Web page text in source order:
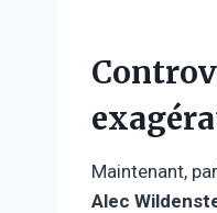
Maintenant,
Alec